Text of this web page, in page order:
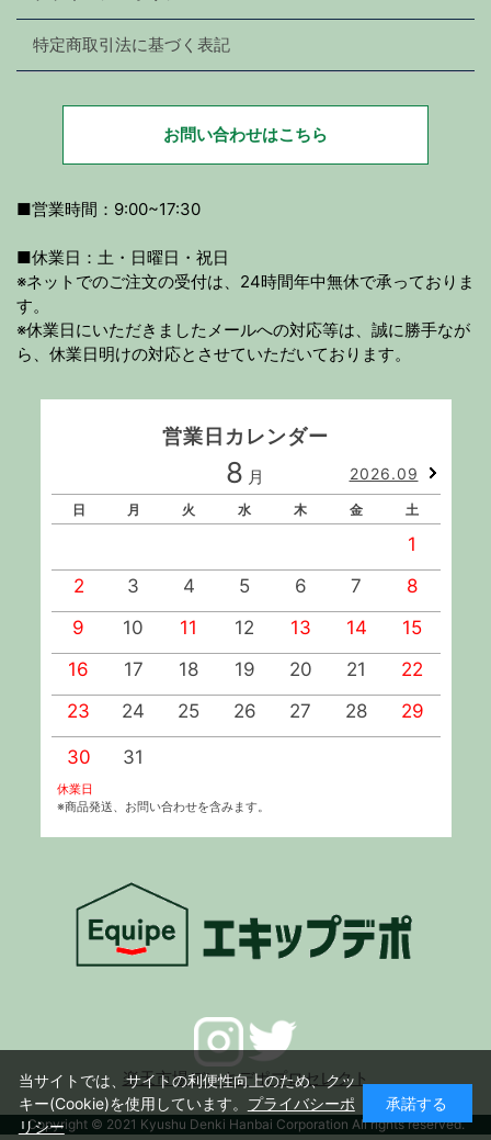
特定商取引法に基づく表記
お問い合わせはこちら
■営業時間：9:00~17:30
■休業日：土・日曜日・祝日
※ネットでのご注文の受付は、24時間年中無休で承っておりま
す。
※休業日にいただきましたメールへの対応等は、誠に勝手なが
ら、休業日明けの対応とさせていただいております。
営業日カレンダー
8 月 2026.09
日 月 火 水 木 金 土
1
2
3 4 5 6 7
8
9
10 11 12 13 14
15
16
17 18 19 20 21
22
23
24 25 26 27 28 29
30 31
休業日
※商品発送、お問い合わせを含みます。
楽天市場デンキデポプロセレクト
Copyright © 2021 Kyushu Denki Hanbai Corporation All rights reserved.
当サイトでは、サイトの利便性向上のため、クッ
キー(Cookie)を使用しています。 プライバシーポ
リシー
承諾する